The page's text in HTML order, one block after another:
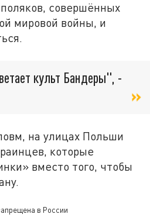
совершённых
мировой войны, и
культ Бандеры", -
на улицах Польши
которые
вместо того, чтобы
в России